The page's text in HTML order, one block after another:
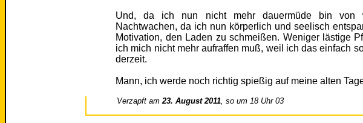
Und, da ich nun nicht mehr dauermüde bin von
Nachtwachen, da ich nun körperlich und seelisch
Motivation, den Laden zu schmeißen. Weniger lästige
ich mich nicht mehr aufraffen muß, weil ich das einfach
derzeit.
Mann, ich werde noch richtig spießig auf meine alten
Verzapft am23. August 2011, so um 18 Uhr 03